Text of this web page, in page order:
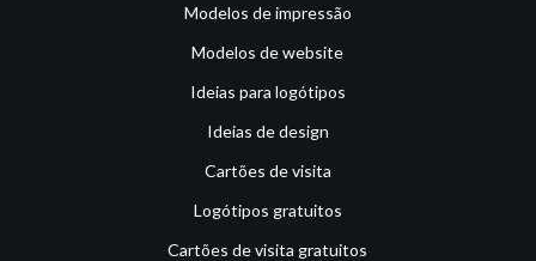
Modelos de impressão
Modelos de website
Ideias para logótipos
Ideias de design
Cartões de visita
Logótipos gratuitos
Cartões de visita gratuitos